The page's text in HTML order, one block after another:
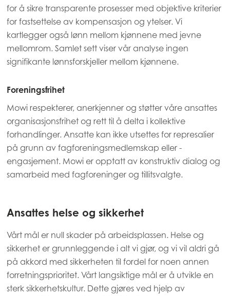
Mowi Japan
Mowi Korea
Mowi Taiwan
Mowi Belgium (FR)
Mowi Belgium (NL)
Mowi Czechia (CZ)
Mowi Czechia (EN)
Mowi France
Mowi Germany
Mowi Ireland
Mowi Netherlands
Fortsett
for å sikre transparente prosesser med objektive kriterier
for fastsettelse av kompensasjon og ytelser. Vi
kartlegger også lønn mellom kjønnene med jevne
mellomrom. Samlet sett viser vår analyse ingen
signifikante lønnsforskjeller mellom kjønnene.
Foreningsfrihet
Mowi respekterer, anerkjenner og støtter våre ansattes
organisasjonsfrihet og rett til å delta i kollektive
forhandlinger. Ansatte kan ikke utsettes for represalier
på grunn av fagforeningsmedlemskap eller -
engasjement. Mowi er opptatt av konstruktiv dialog og
samarbeid med fagforeninger og tillitsvalgte.
Ansattes helse og sikkerhet
Vårt mål er null skader på arbeidsplassen. Helse og
sikkerhet er grunnleggende i alt vi gjør, og vi vil aldri gå
på akkord med sikkerheten til fordel for noen annen
forretningsprioritet. Vårt langsiktige mål er å utvikle en
sterk sikkerhetskultur. Dette gjøres ved hjelp av